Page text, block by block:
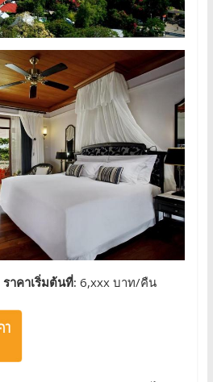
ราคาเริ่มต้นที่: 6,xxx บาท/คืน